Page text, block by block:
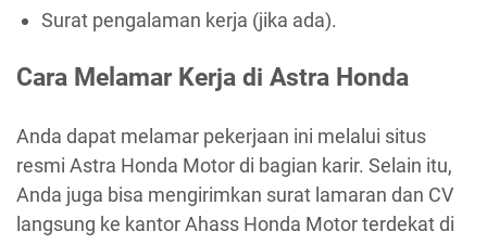
Surat pengalaman kerja (jika ada).
Cara Melamar Kerja di Astra Honda
Anda dapat melamar pekerjaan ini melalui situs
resmi Astra Honda Motor di bagian karir. Selain itu,
Anda juga bisa mengirimkan surat lamaran dan CV
langsung ke kantor Ahass Honda Motor terdekat di